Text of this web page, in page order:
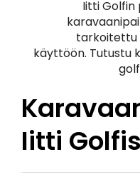
Iitti Golfin
tarkoitettu
käyttöön. Tutustu
Iitti